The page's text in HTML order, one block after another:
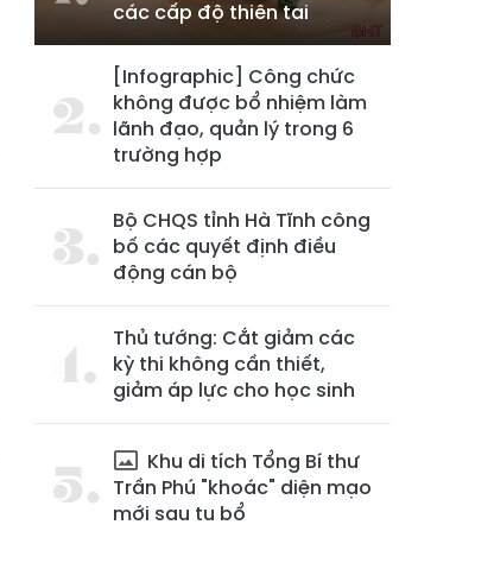
các cấp độ thiên tai
[Infographic] Công chức
không được bổ nhiệm làm
lãnh đạo, quản lý trong 6
trường hợp
Bộ CHQS tỉnh Hà Tĩnh công
bố các quyết định điều
động cán bộ
Thủ tướng: Cắt giảm các
kỳ thi không cần thiết,
giảm áp lực cho học sinh
Khu di tích Tổng Bí thư
Trần Phú "khoác" diện mạo
mới sau tu bổ